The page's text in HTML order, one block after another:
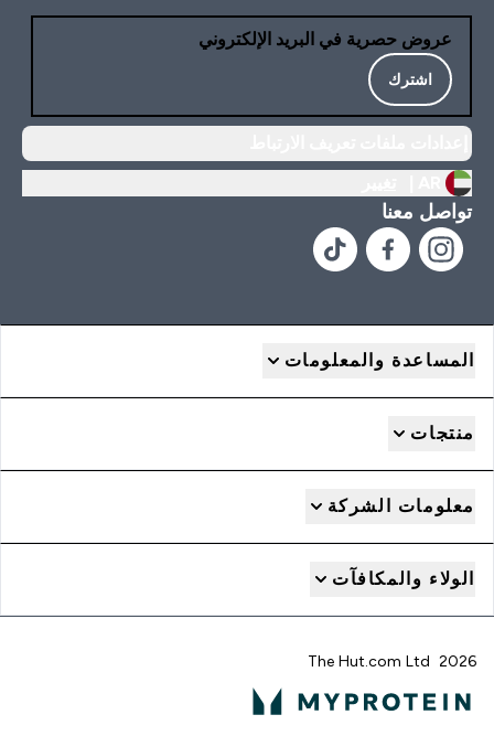
عروض حصرية في البريد الإلكتروني
اشترك
تواصل معنا
المساعدة والمعلومات
منتجات
معلومات الشركة
الولاء والمكافآت
2026 The Hut.com Ltd